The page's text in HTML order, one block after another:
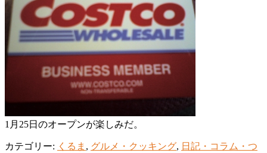
1月25日のオープンが楽しみだ。
カテゴリー: くるま , グルメ・クッキング, 日記・コラム・つ